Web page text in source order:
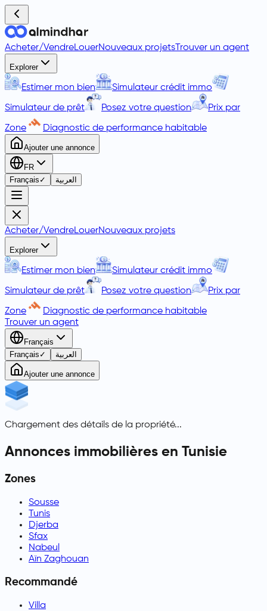
Acheter/VendreLouerNouveaux projets Trouver un agent
Explorer
Estimer mon bien Simulateur crédit immo
Simulateur de prêt Posez votre question Prix par
Zone Diagnostic de performance habitable
Ajouter une annonce
FR
Français ✓ العربية
Acheter/VendreLouerNouveaux projets
Explorer
Estimer mon bien Simulateur crédit immo
Simulateur de prêt Posez votre question Prix par
Zone
Diagnostic de performance habitable
Trouver un agent
Français
Français ✓ العربية
Ajouter une annonce
Chargement des détails de la propriété...
Annonces immobilières en Tunisie
Zones
Sousse
Tunis
Djerba
Sfax
Nabeul
Aïn Zaghouan
Recommandé
Villa